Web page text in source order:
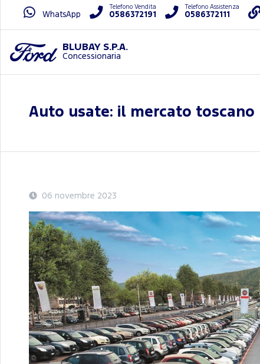
WhatsApp
Telefono Vendita
0586372191
Telefono Assistenza
0586372111
BLUBAY S.P.A.
Concessionaria
Auto usate: il mercato toscano
06 novembre 2023